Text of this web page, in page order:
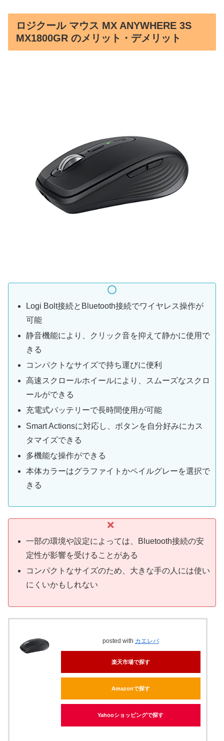
ロジクール マウス MX ANYWHERE 3S
MX1800GR のメリット・デメリット
Logi Bolt接続とBluetooth接続でワイヤレス操作が
可能
静音機能により、クリック音を抑えて静かに使用で
きる
コンパクトなサイズで持ち運びに便利
高速スクロールホイールにより、スムーズなスクロ
ールができる
充電式バッテリーで長時間使用が可能
Smart Actionsに対応し、ボタンを自分好みにカス
タマイズできる
多機能な操作ができる
本体カラーはグラファイトかペイルグレーを選択で
きる
一部の環境や設定によっては、Bluetooth接続の安
定性が影響を受けることがある
コンパクトなサイズのため、大きな手の人には使い
にくいかもしれない
posted with カエレバ
楽天市場で探す
Amazonで探す
Yahooショッピングで探す